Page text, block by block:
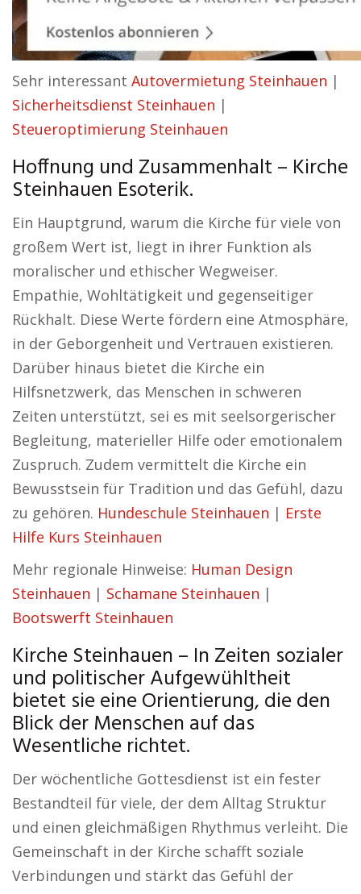
Sehr interessant Autovermietung Steinhauen |
Sicherheitsdienst Steinhauen |
Steueroptimierung Steinhauen
Hoffnung und Zusammenhalt – Kirche
Steinhauen Esoterik.
Ein Hauptgrund, warum die Kirche für viele von
großem Wert ist, liegt in ihrer Funktion als
moralischer und ethischer Wegweiser.
Empathie, Wohltätigkeit und gegenseitiger
Rückhalt. Diese Werte fördern eine Atmosphäre,
in der Geborgenheit und Vertrauen existieren.
Darüber hinaus bietet die Kirche ein
Hilfsnetzwerk, das Menschen in schweren
Zeiten unterstützt, sei es mit seelsorgerischer
Begleitung, materieller Hilfe oder emotionalem
Zuspruch. Zudem vermittelt die Kirche ein
Bewusstsein für Tradition und das Gefühl, dazu
zu gehören. Hundeschule Steinhauen | Erste
Hilfe Kurs Steinhauen
Mehr regionale Hinweise: Human Design
Steinhauen | Schamane Steinhauen |
Bootswerft Steinhauen
Kirche Steinhauen – In Zeiten sozialer
und politischer Aufgewühltheit
bietet sie eine Orientierung, die den
Blick der Menschen auf das
Wesentliche richtet.
Der wöchentliche Gottesdienst ist ein fester
Bestandteil für viele, der dem Alltag Struktur
und einen gleichmäßigen Rhythmus verleiht. Die
Gemeinschaft in der Kirche schafft soziale
Verbindungen und stärkt das Gefühl der